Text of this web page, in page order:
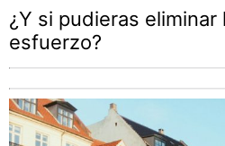
¿Y si pudieras
esfuerzo?